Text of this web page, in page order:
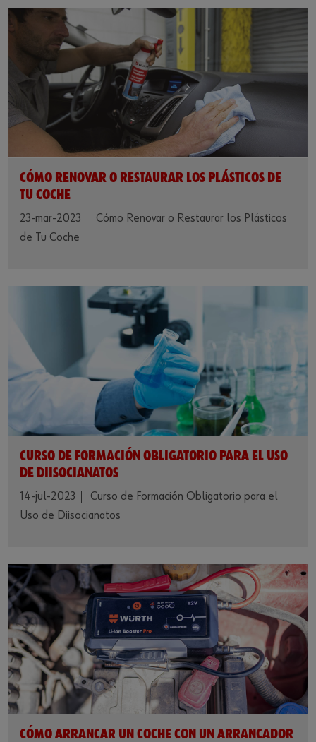
CÓMO RENOVAR O RESTAURAR LOS PLÁSTICOS DE
TU COCHE
23-mar-2023
Cómo Renovar o Restaurar los Plásticos
de Tu Coche
CURSO DE FORMACIÓN OBLIGATORIO PARA EL USO
DE DIISOCIANATOS
14-jul-2023
Curso de Formación Obligatorio para el
Uso de Diisocianatos
CÓMO ARRANCAR UN COCHE CON UN ARRANCADOR